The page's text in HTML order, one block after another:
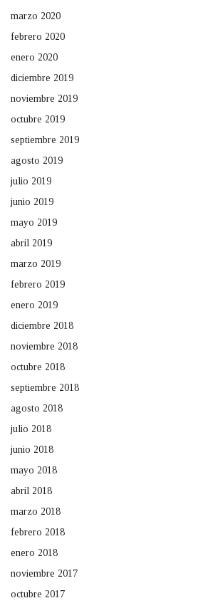
marzo 2020
febrero 2020
enero 2020
diciembre 2019
noviembre 2019
octubre 2019
septiembre 2019
agosto 2019
julio 2019
junio 2019
mayo 2019
abril 2019
marzo 2019
febrero 2019
enero 2019
diciembre 2018
noviembre 2018
octubre 2018
septiembre 2018
agosto 2018
julio 2018
junio 2018
mayo 2018
abril 2018
marzo 2018
febrero 2018
enero 2018
noviembre 2017
octubre 2017